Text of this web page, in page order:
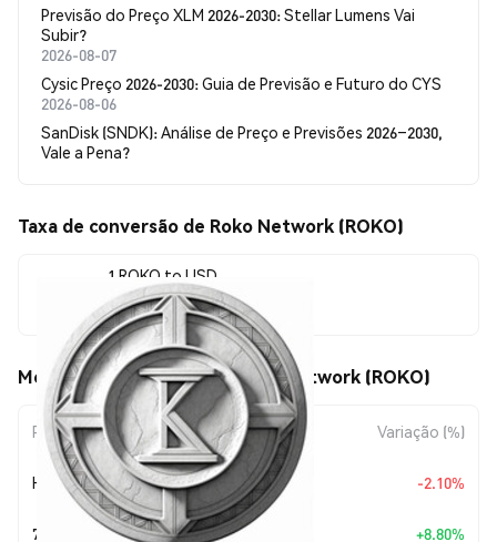
Previsão do Preço XLM 2026-2030: Stellar Lumens Vai
Subir?
2026-08-07
Cysic Preço 2026-2030: Guia de Previsão e Futuro do CYS
2026-08-06
SanDisk (SNDK): Análise de Preço e Previsões 2026–2030,
Vale a Pena?
Taxa de conversão de Roko Network (ROKO)
1 ROKO to USD
$0.00000666
Movimentos de preço de Roko Network (ROKO)
Período Variação do Valor Variação (%)
Hoje $-0.00000014 -2.10%
7 Dias +$0.00000054 +8.80%